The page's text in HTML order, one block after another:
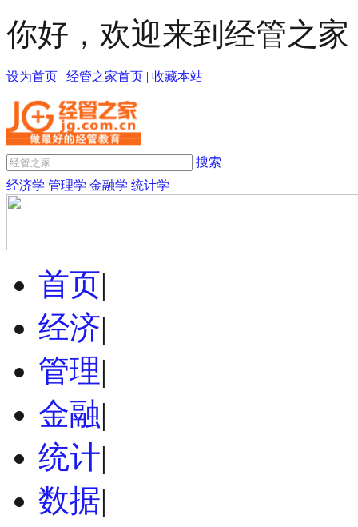
你好，欢迎来到经管之家
设为首页 | 经管之家首页 | 收藏本站
搜索
经济学 管理学 金融学 统计学
首页|
经济|
管理|
金融|
统计|
数据|